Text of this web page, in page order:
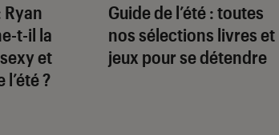
Ryan
t-il la
et
?
Guide de l’été : toutes
nos sélections livres et
jeux pour se détendre